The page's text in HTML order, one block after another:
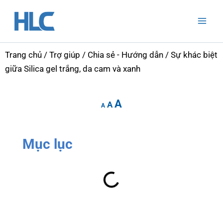
Trang chủ / Trợ giúp / Chia sẻ - Hướng dẫn / Sự khác biệt
giữa Silica gel trắng, da cam và xanh
Afont
Afont
Afont
Mục lục